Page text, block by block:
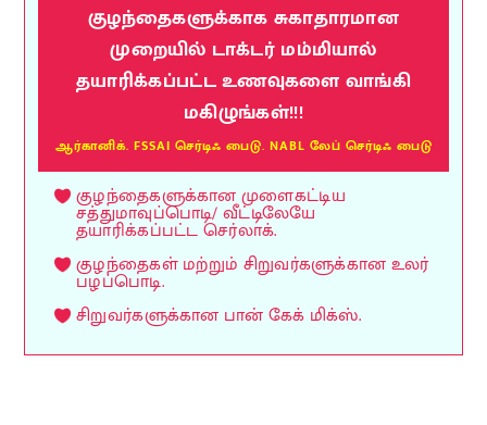
குழந்தைகளுக்காக சுகாதாரமான
முறையில் டாக்டர் மம்மியால்
தயாரிக்கப்பட்ட உணவுகளை வாங்கி
மகிழுங்கள்!!!
ஆர்கானிக். FSSAI செர்டிஃ பைடு. NABL லேப் செர்டிஃ பைடு
குழந்தைகளுக்கான முளைகட்டிய
சத்துமாவுப்பொடி/ வீட்டிலேயே
தயாரிக்கப்பட்ட செர்லாக்.
குழந்தைகள் மற்றும் சிறுவர்களுக்கான உலர்
பழப்பொடி.
சிறுவர்களுக்கான பான் கேக் மிக்ஸ்.